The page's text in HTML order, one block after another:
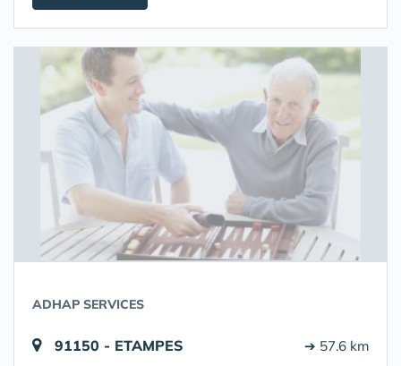
ADHAP SERVICES
91150 - ETAMPES ➔ 57.6 km